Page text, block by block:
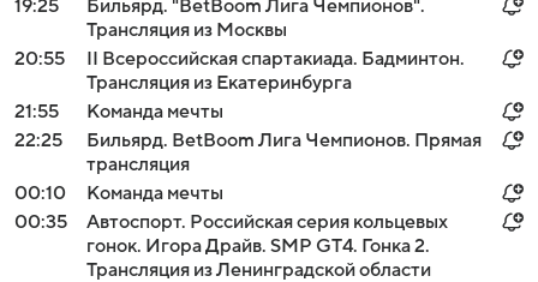
19:25
Бильярд. "BetBoom Лига Чемпионов".
Трансляция из Москвы
20:55
II Всероссийская спартакиада. Бадминтон.
Трансляция из Екатеринбурга
21:55
Команда мечты
22:25
Бильярд. BetBoom Лига Чемпионов. Прямая
трансляция
00:10
Команда мечты
00:35
Автоспорт. Российская серия кольцевых
гонок. Игора Драйв. SMP GT4. Гонка 2.
Трансляция из Ленинградской области